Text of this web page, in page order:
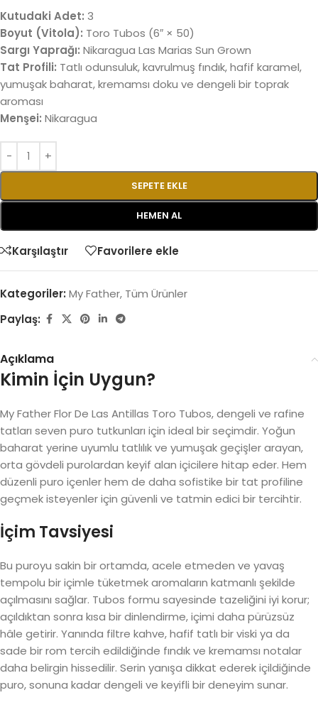
Kutudaki Adet: 3
Boyut (Vitola): Toro Tubos (6″ × 50)
Sargı Yaprağı: Nikaragua Las Marias Sun Grown
Tat Profili: Tatlı odunsuluk, kavrulmuş fındık, hafif karamel,
yumuşak baharat, kremamsı doku ve dengeli bir toprak
aroması
Menşei: Nikaragua
SEPETE EKLE
HEMEN AL
Karşılaştır Favorilere ekle
Kategoriler: My Father, Tüm Ürünler
Paylaş:
Açıklama
Kimin İçin Uygun?
My Father Flor De Las Antillas Toro Tubos, dengeli ve rafine
tatları seven puro tutkunları için ideal bir seçimdir. Yoğun
baharat yerine uyumlu tatlılık ve yumuşak geçişler arayan,
orta gövdeli purolardan keyif alan içicilere hitap eder. Hem
düzenli puro içenler hem de daha sofistike bir tat profiline
geçmek isteyenler için güvenli ve tatmin edici bir tercihtir.
İçim Tavsiyesi
Bu puroyu sakin bir ortamda, acele etmeden ve yavaş
tempolu bir içimle tüketmek aromaların katmanlı şekilde
açılmasını sağlar. Tubos formu sayesinde tazeliğini iyi korur;
açıldıktan sonra kısa bir dinlendirme, içimi daha pürüzsüz
hâle getirir. Yanında filtre kahve, hafif tatlı bir viski ya da
sade bir rom tercih edildiğinde fındık ve kremamsı notalar
daha belirgin hissedilir. Serin yanışa dikkat ederek içildiğinde
puro, sonuna kadar dengeli ve keyifli bir deneyim sunar.